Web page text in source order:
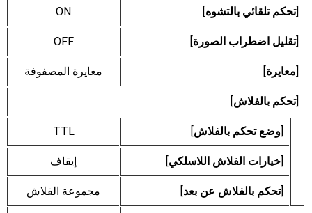
[تحكم تلقائي بالتشوه]
ON
[تقليل اضطراب الصورة]
OFF
[معايرة] معايرة المصفوفة
[تحكم بالفلاش]
[وضع تحكم بالفلاش]
TTL
[خيارات الفلاش اللاسلكي] إيقاف
[تحكم بالفلاش عن بعد] مجموعة الفلاش